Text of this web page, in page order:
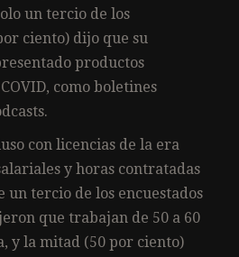
un tercio de los
ciento) dijo que su
productos
como boletines
con licencias de la era
y horas contratadas
un tercio de los encuestados
que trabajan de 50 a 60
y la mitad (50 por ciento)